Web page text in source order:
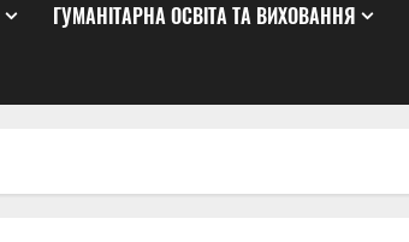
ГУМАНІТАРНА ОСВІТА ТА ВИХОВАННЯ